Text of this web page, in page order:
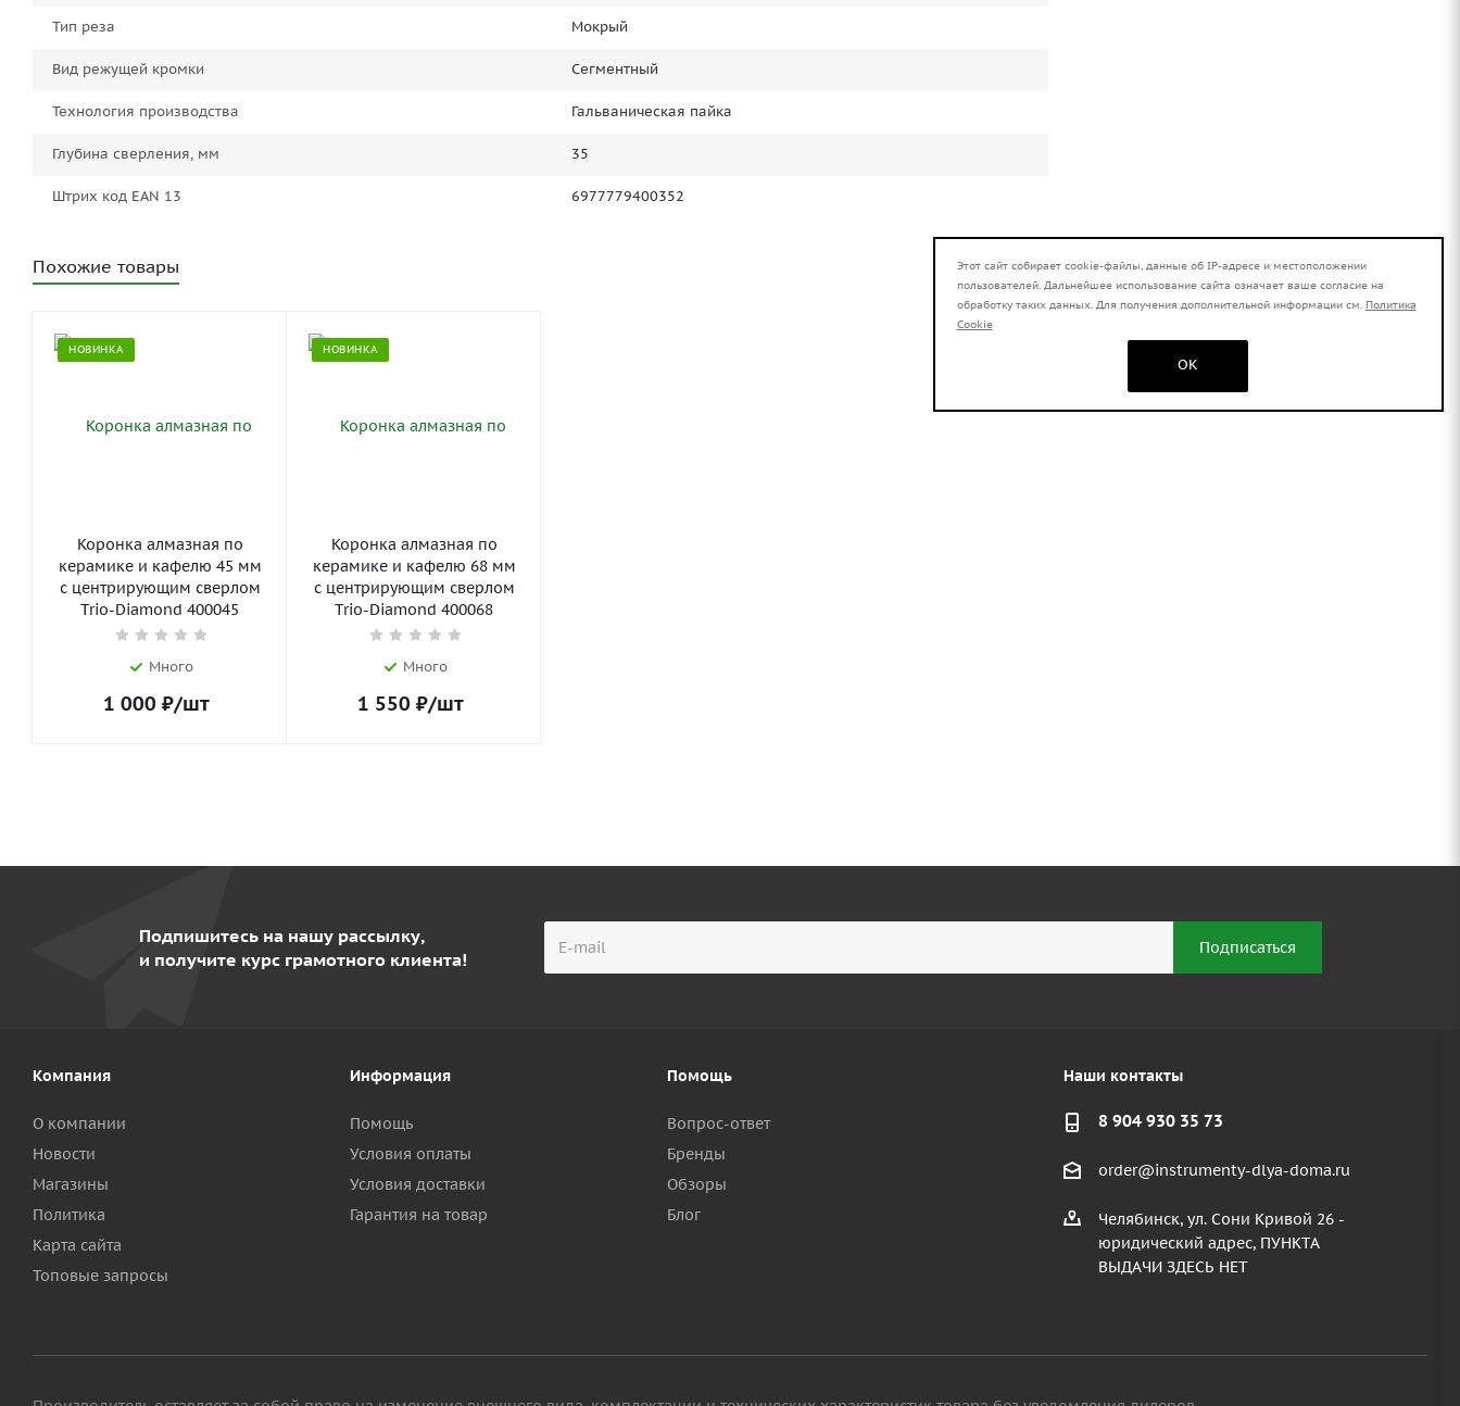
Тип реза Мокрый
Вид режущей кромки Сегментный
Технология производства Гальваническая пайка
Глубина сверления, мм 35
Штрих код EAN 13 6977779400352
Похожие товары
НОВИНКА
Коронка алмазная по
керамике и кафелю 45 мм
с центрирующим сверлом
Trio-Diamond 400045
Много
1 000 ₽/шт
НОВИНКА
Коронка алмазная по
керамике и кафелю 68 мм
с центрирующим сверлом
Trio-Diamond 400068
Много
1 550 ₽/шт
Подпишитесь на нашу рассылку,
и получите курс грамотного клиента!
Компания
О компании
Новости
Магазины
Политика
Карта сайта
Топовые запросы
Информация
Помощь
Условия оплаты
Условия доставки
Гарантия на товар
Помощь
Вопрос-ответ
Бренды
Обзоры
Блог
Наши контакты
8 904 930 35 73
order@instrumenty-dlya-doma.ru
Челябинск, ул. Сони Кривой 26 -
юридический адрес, ПУНКТА
ВЫДАЧИ ЗДЕСЬ НЕТ
Этот сайт собирает cookie-файлы, данные об IP-адресе и местоположении
пользователей. Дальнейшее использование сайта означает ваше согласие на
обработку таких данных. Для получения дополнительной информации см. Политика
Cookie
OK